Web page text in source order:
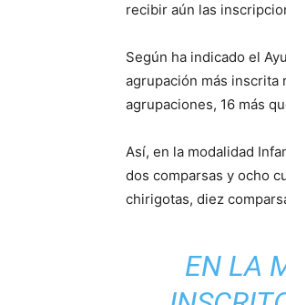
recibir aún las
Según ha indicado el
agrupación más inscrita
agrupaciones, 16 más
Así, en la modalidad
dos comparsas y ocho
chirigotas, diez
EN LA